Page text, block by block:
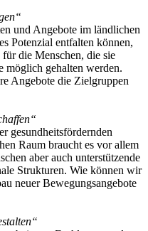
und Angebote im ländlichen
Potenzial entfalten können,
die Menschen, die sie
möglich gehalten werden.
Angebote die Zielgruppen
gesundheitsfördernden
Raum braucht es vor allem
aber auch unterstützende
Strukturen. Wie können wir
neuer Bewegungsangebote